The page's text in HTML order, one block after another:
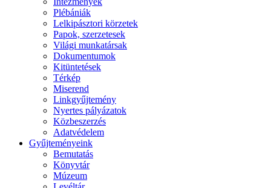
Plébániák
Lelkipásztori körzetek
Papok, szerzetesek
Világi munkatársak
Dokumentumok
Kitüntetések
Térkép
Miserend
Linkgyűjtemény
Nyertes pályázatok
Közbeszerzés
Adatvédelem
Gyűjteményeink
Bemutatás
Könyvtár
Múzeum